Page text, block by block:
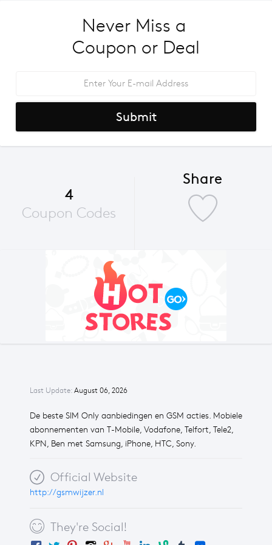
Last Update: August 06, 2026
De beste SIM Only aanbiedingen en GSM acties. Mobiele
abonnementen van T-Mobile, Vodafone, Telfort, Tele2,
KPN, Ben met Samsung, iPhone, HTC, Sony.
Official Website
http://gsmwijzer.nl
They're Social!
Never Miss a
Coupon or Deal
Submit
4
Coupon Codes
Share